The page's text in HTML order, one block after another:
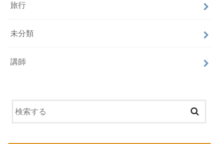
旅行
未分類
講師